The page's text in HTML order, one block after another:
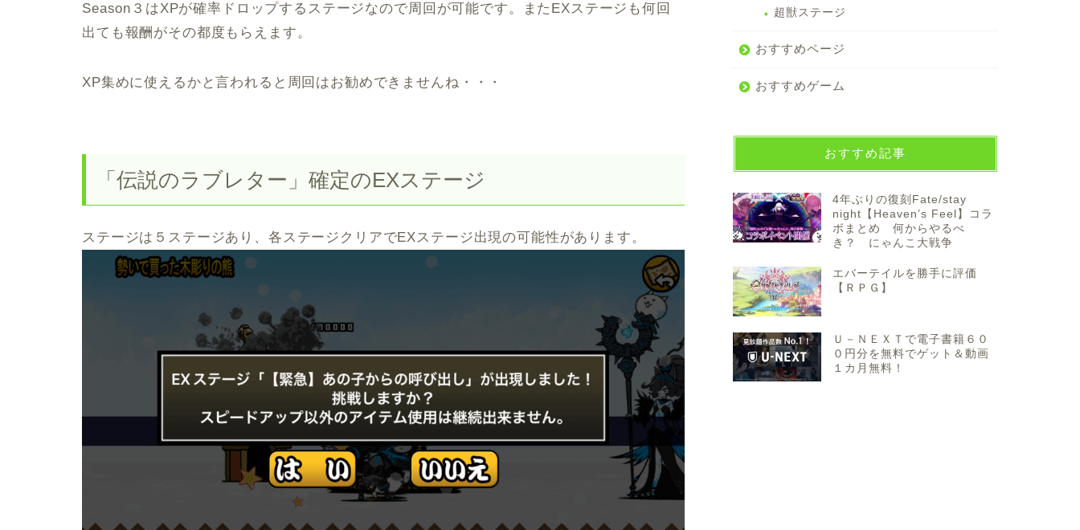
Season３はXPが確率ドロップするステージなので周回が可能です。またEXステージも何回
出ても報酬がその都度もらえます。
XP集めに使えるかと言われると周回はお勧めできませんね・・・
「伝説のラブレター」確定のEXステージ
ステージは５ステージあり、各ステージクリアでEXステージ出現の可能性があります。
超獣ステージ
おすすめページ
おすすめゲーム
おすすめ記事
4年ぶりの復刻Fate/stay
night【Heaven’s Feel】コラ
ボまとめ 何からやるべ
き？ にゃんこ大戦争
エバーテイルを勝手に評価
【ＲＰＧ】
Ｕ－ＮＥＸＴで電子書籍６０
０円分を無料でゲット＆動画
１カ月無料！